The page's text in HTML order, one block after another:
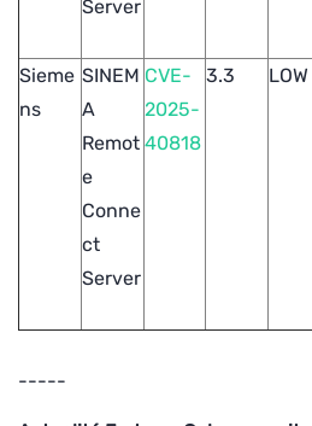
Server
Sieme
ns
SINEM
A
Remot
e
Conne
ct
Server
CVE-
2025-
40818
3.3 LOW
-----